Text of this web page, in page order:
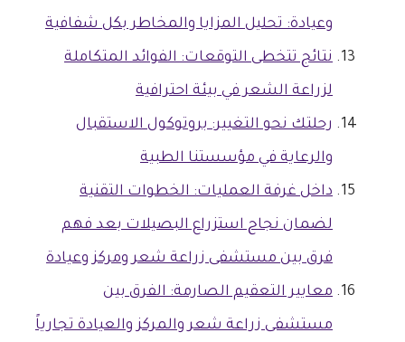
وعيادة: تحليل المزايا والمخاطر بكل شفافية
نتائج تتخطى التوقعات: الفوائد المتكاملة
لزراعة الشعر في بيئة احترافية
رحلتك نحو التغيير: بروتوكول الاستقبال
والرعاية في مؤسستنا الطبية
داخل غرفة العمليات: الخطوات التقنية
لضمان نجاح استزراع البصيلات بعد فهم
فرق بين مستشفى زراعة شعر ومركز وعيادة
معايير التعقيم الصارمة: الفرق بين
مستشفى زراعة شعر والمركز والعيادة تجارياً